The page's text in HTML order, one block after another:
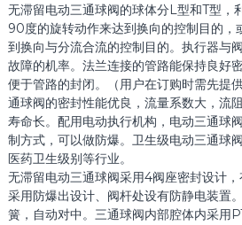
无滞留电动三通球阀的球体分L型和T型，
90度的旋转动作来达到换向的控制目的，
到换向与分流合流的控制目的。执行器与
故障的机率。法兰连接的管路能保持良好
便于管路的封闭。（用户在订购时需先提
通球阀的密封性能优良，流量系数大，流
寿命长。配用电动执行机构，电动三通球
制方式，可以做防爆。卫生级电动三通球
医药卫生级别等行业。
无滞留电动三通球阀采用4阀座密封设计
采用防爆出设计、阀杆处设有防静电装置
簧，自动对中。三通球阀内部腔体内采用